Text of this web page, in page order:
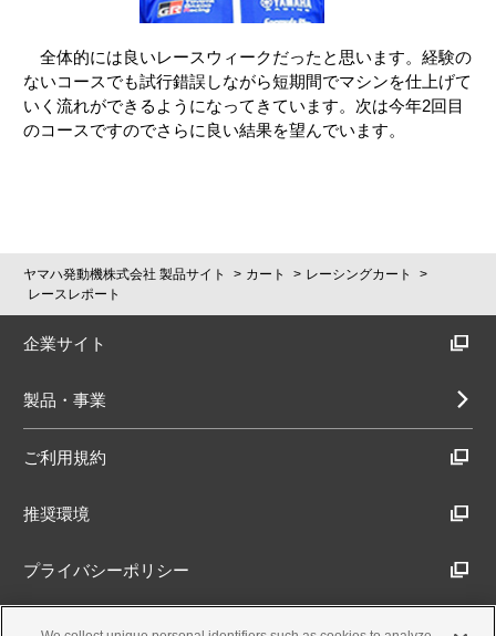
全体的には良いレースウィークだったと思います。経験の
ないコースでも試行錯誤しながら短期間でマシンを仕上げて
いく流れができるようになってきています。次は今年2回目
のコースですのでさらに良い結果を望んでいます。
ヤマハ発動機株式会社 製品サイト カート
レーシングカート
レースレポート
企業サイト
製品・事業
ご利用規約
推奨環境
プライバシーポリシー
Cookieポリシー